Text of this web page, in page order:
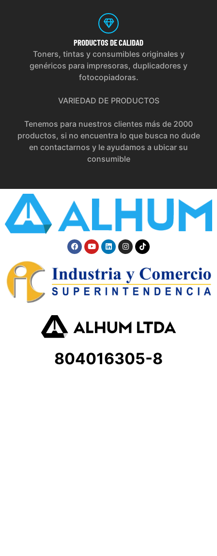
PRODUCTOS DE CALIDAD
Toners, tintas y consumibles originales y
genéricos para impresoras, duplicadores y
fotocopiadoras.
VARIEDAD DE PRODUCTOS
Tenemos para nuestros clientes más de 2000
productos, si no encuentra lo que busca no dude
en contactarnos y le ayudamos a ubicar su
consumible
804016305-8